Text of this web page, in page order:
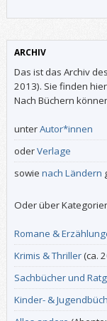
ARCHIV
Das ist das Archiv
2013). Sie finden
Nach Büchern
unterAutor*innen
oderVerlage
sowie nach Ländern
Oder über
Romane &
Krimis & Thriller(ca.
Sachbücher und
Kinder- &